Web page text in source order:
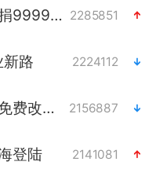
李亚鹏向地铁吐血女孩捐99999元 2285851
新路 2224112
被泰航拒载中国乘客：免费改签没兑现 2156887
登陆 2141081